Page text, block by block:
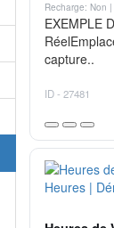
Recharge: Non
EXEMPLE
capture..
ID - 27481